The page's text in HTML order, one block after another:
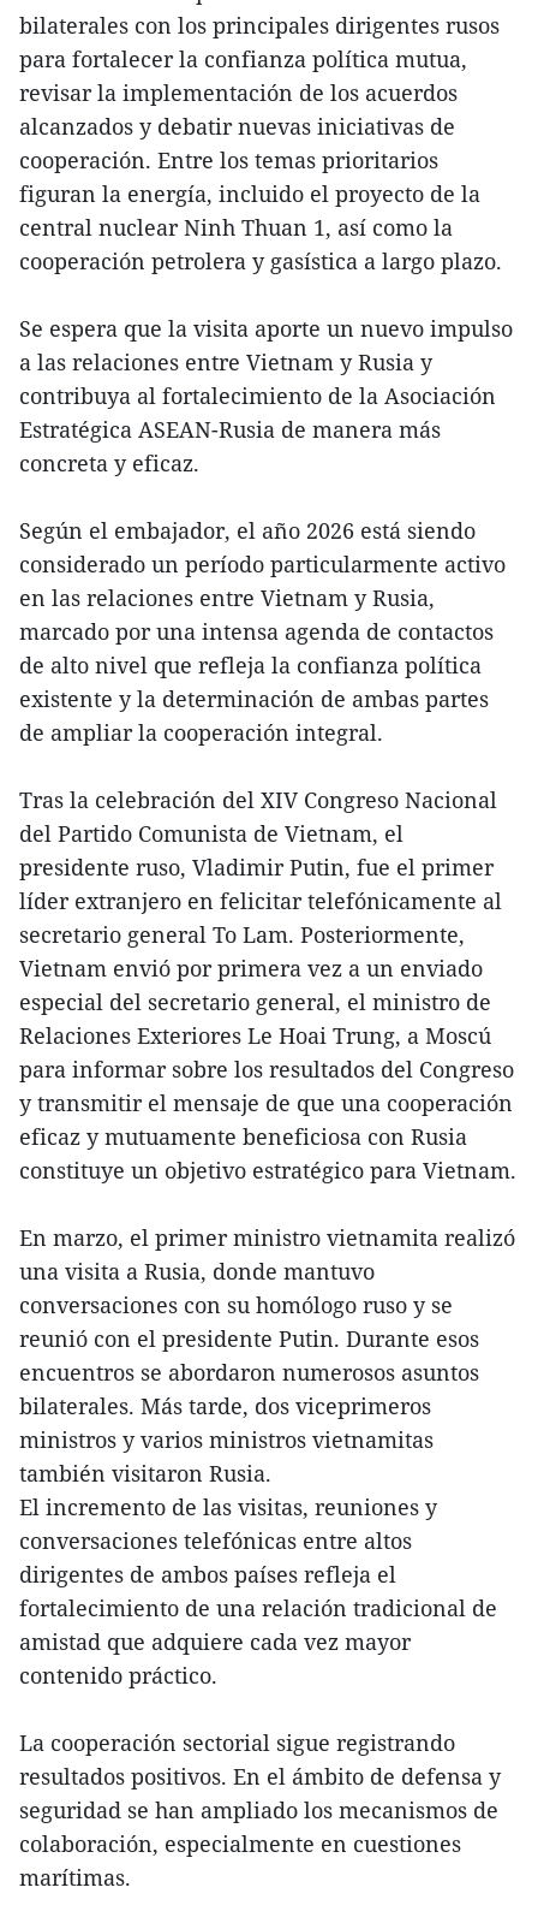
bilaterales con los principales dirigentes rusos
para fortalecer la confianza política mutua,
revisar la implementación de los acuerdos
alcanzados y debatir nuevas iniciativas de
cooperación. Entre los temas prioritarios
figuran la energía, incluido el proyecto de la
central nuclear Ninh Thuan 1, así como la
cooperación petrolera y gasística a largo plazo.
Se espera que la visita aporte un nuevo impulso
a las relaciones entre Vietnam y Rusia y
contribuya al fortalecimiento de la Asociación
Estratégica ASEAN-Rusia de manera más
concreta y eficaz.
Según el embajador, el año 2026 está siendo
considerado un período particularmente activo
en las relaciones entre Vietnam y Rusia,
marcado por una intensa agenda de contactos
de alto nivel que refleja la confianza política
existente y la determinación de ambas partes
de ampliar la cooperación integral.
Tras la celebración del XIV Congreso Nacional
del Partido Comunista de Vietnam, el
presidente ruso, Vladimir Putin, fue el primer
líder extranjero en felicitar telefónicamente al
secretario general To Lam. Posteriormente,
Vietnam envió por primera vez a un enviado
especial del secretario general, el ministro de
Relaciones Exteriores Le Hoai Trung, a Moscú
para informar sobre los resultados del Congreso
y transmitir el mensaje de que una cooperación
eficaz y mutuamente beneficiosa con Rusia
constituye un objetivo estratégico para Vietnam.
En marzo, el primer ministro vietnamita realizó
una visita a Rusia, donde mantuvo
conversaciones con su homólogo ruso y se
reunió con el presidente Putin. Durante esos
encuentros se abordaron numerosos asuntos
bilaterales. Más tarde, dos viceprimeros
ministros y varios ministros vietnamitas
también visitaron Rusia.
El incremento de las visitas, reuniones y
conversaciones telefónicas entre altos
dirigentes de ambos países refleja el
fortalecimiento de una relación tradicional de
amistad que adquiere cada vez mayor
contenido práctico.
La cooperación sectorial sigue registrando
resultados positivos. En el ámbito de defensa y
seguridad se han ampliado los mecanismos de
colaboración, especialmente en cuestiones
marítimas.